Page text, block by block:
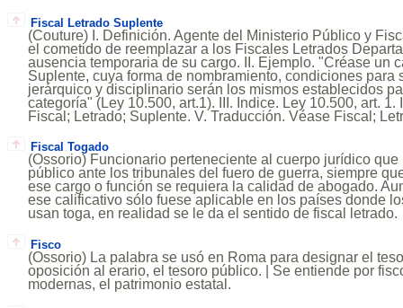
Fiscal Letrado Suplente
(Couture) I. Definición. Agente del Ministerio Público y
el cometido de reemplazar a los Fiscales Letrados
ausencia temporaria de su cargo. II. Ejemplo. "Créase un
Suplente, cuya forma de nombramiento, condiciones para
jerárquico y disciplinario serán los mismos establecidos
categoría" (Ley 10.500, art.1). III. Indice. Ley 10.500, art.
Fiscal; Letrado; Suplente. V. Traducción. Véase Fiscal;
Fiscal Togado
(Ossorio) Funcionario perteneciente al cuerpo jurídico
público ante los tribunales del fuero de guerra, siempre
ese cargo o función se requiera la calidad de abogado.
ese calificativo sólo fuese aplicable en los países donde
usan toga, en realidad se le da el sentido de fiscal letrado.
Fisco
(Ossorio) La palabra se usó en Roma para designar el
oposición al erario, el tesoro público. | Se entiende por
modernas, el patrimonio estatal.